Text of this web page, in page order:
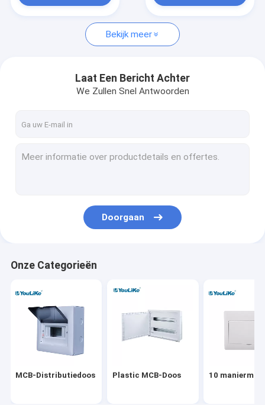
MCB-Distributiedoos
10 maniermcb Doos
Enige Fasemcb Doos
Gelijk zet Distributiedoos op
Het openluchtcomité van de Machtsdistributie
Equipotentiale Doos
Bekijk meer
Laat Een Bericht Achter
We Zullen Snel Antwoorden
Doorgaan
Onze Categorieën
MCB-Distributiedoos Plastic MCB-Doos 10 maniermcb